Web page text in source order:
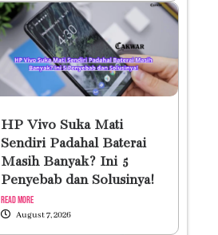
HP Vivo Suka Mati
Sendiri Padahal Baterai
Masih Banyak? Ini 5
Penyebab dan Solusinya!
Read More
August 7, 2026